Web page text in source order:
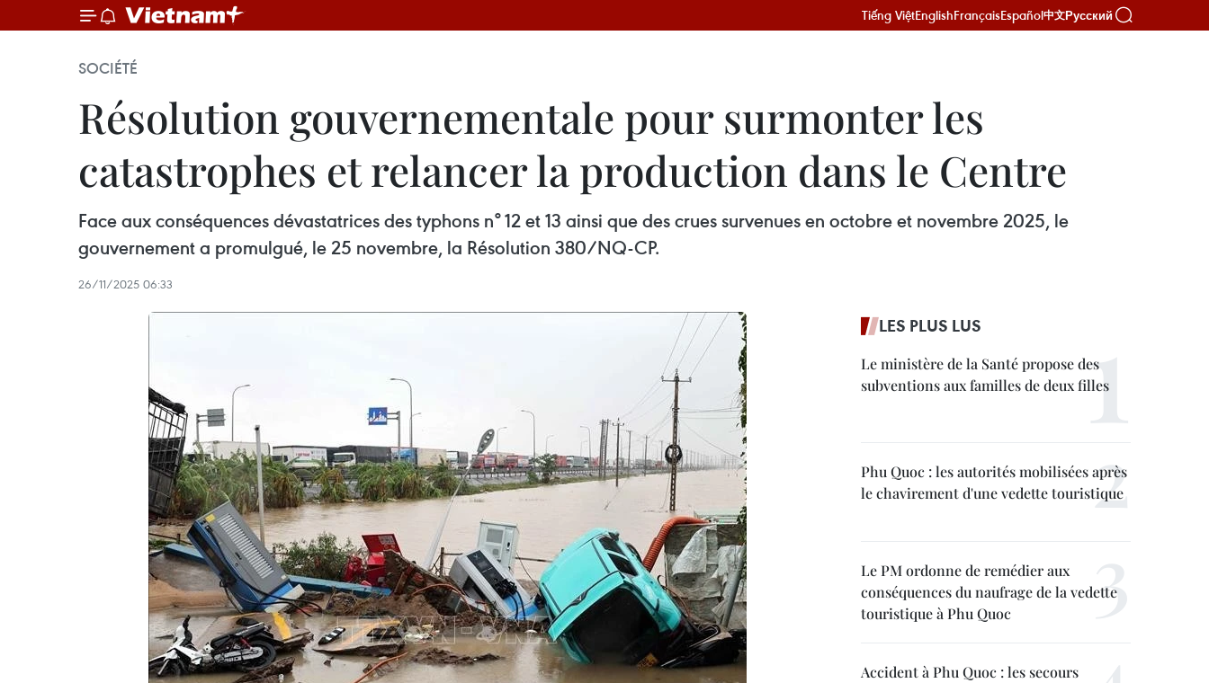
Tiếng ViệtEnglishFrançaisEspañol中文Русский
SOCIÉTÉ
Résolution gouvernementale pour surmonter les
catastrophes et relancer la production dans le Centre
Face aux conséquences dévastatrices des typhons n° 12 et 13 ainsi que des crues survenues en octobre et novembre 2025, le
gouvernement a promulgué, le 25 novembre, la Résolution 380/NQ-CP.
26/11/2025 06:33
LES PLUS LUS
Le ministère de la Santé propose des
subventions aux familles de deux filles
Phu Quoc : les autorités mobilisées après
le chavirement d'une vedette touristique
Le PM ordonne de remédier aux
conséquences du naufrage de la vedette
touristique à Phu Quoc
Accident à Phu Quoc : les secours